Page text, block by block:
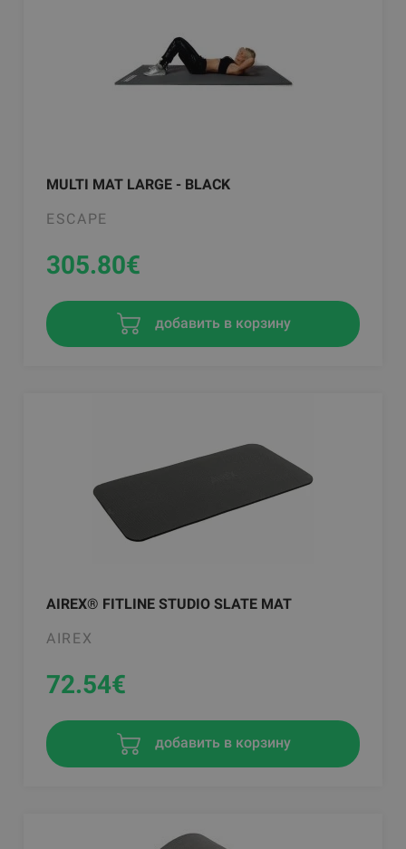
MULTI MAT LARGE - BLACK
ESCAPE
305.80€
добавить в корзину
AIREX® FITLINE STUDIO SLATE MAT
AIREX
72.54€
добавить в корзину